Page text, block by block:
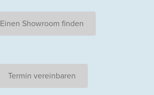
Einen Showroom finden
Termin vereinbaren